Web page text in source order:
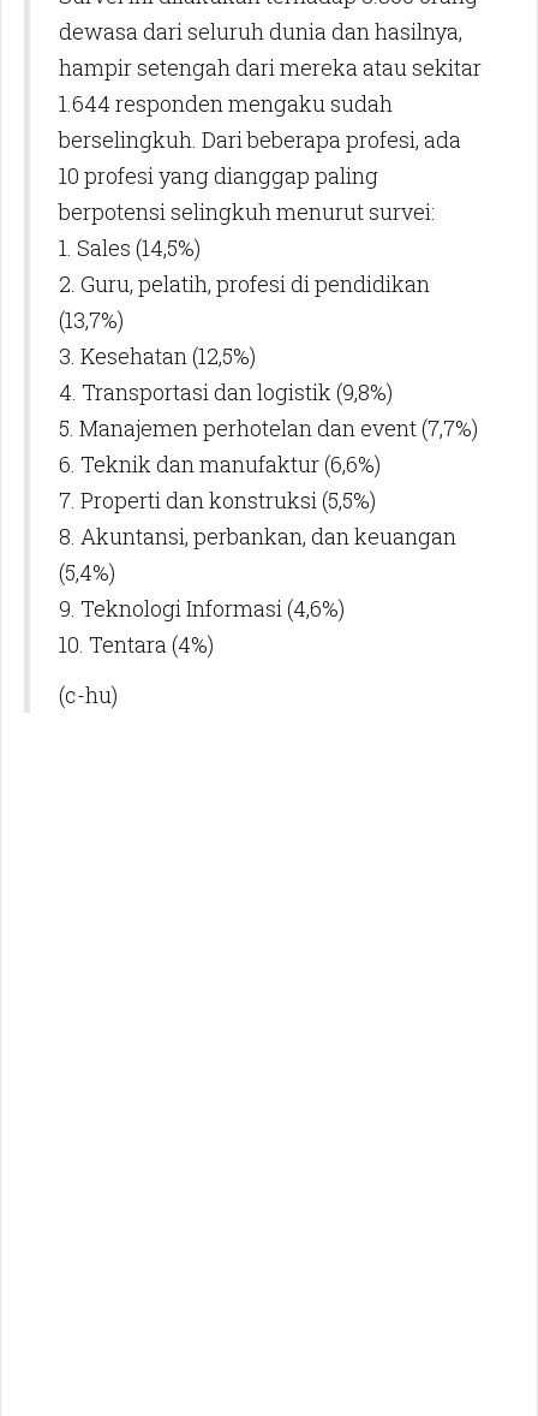
dewasa dari seluruh dunia dan hasilnya,
hampir setengah dari mereka atau sekitar
1.644 responden mengaku sudah
berselingkuh. Dari beberapa profesi, ada
10 profesi yang dianggap paling
berpotensi selingkuh menurut survei:
1. Sales (14,5%)
2. Guru, pelatih, profesi di pendidikan
(13,7%)
3. Kesehatan (12,5%)
4. Transportasi dan logistik (9,8%)
5. Manajemen perhotelan dan event (7,7%)
6. Teknik dan manufaktur (6,6%)
7. Properti dan konstruksi (5,5%)
8. Akuntansi, perbankan, dan keuangan
(5,4%)
9. Teknologi Informasi (4,6%)
10. Tentara (4%)
(c-hu)